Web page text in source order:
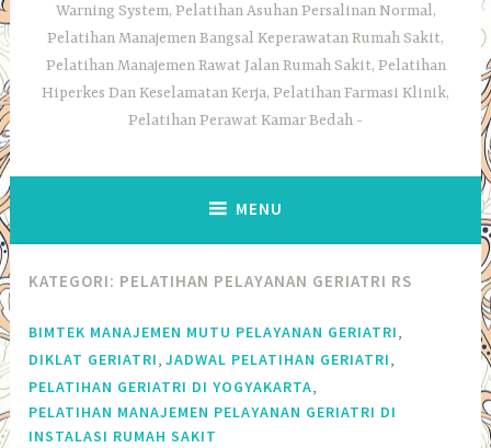
Warning System, Pelatihan Asuhan Persalinan Normal,
Pelatihan Manajemen Bangsal Keperawatan Rumah Sakit,
Pelatihan Manajemen Rawat Jalan Rumah Sakit, Pelatihan
Hiperkes Dan Keselamatan Kerja, Pelatihan Farmasi Klinik,
Pelatihan Perawat Kamar Bedah
MENU
KATEGORI: PELATIHAN PELAYANAN GERIATRI RS
BIMTEK MANAJEMEN MUTU PELAYANAN GERIATRI,
DIKLAT GERIATRI,JADWAL PELATIHAN GERIATRI,
PELATIHAN GERIATRI DI YOGYAKARTA,
PELATIHAN MANAJEMEN PELAYANAN GERIATRI DI
INSTALASI RUMAH SAKIT